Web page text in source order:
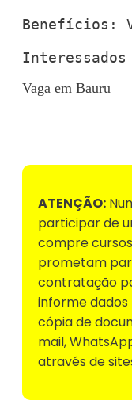
Benefícios:
Vaga em Bauru
ATENÇÃO:
participar de
compre
prometam
contratação
informe
cópia de
mail,
através de